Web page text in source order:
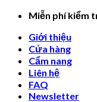
Skip
content
Miễn phí kiểm
Giới thiệu
Cửa hàng
Cẩm nang
Liên hệ
FAQ
Newsletter